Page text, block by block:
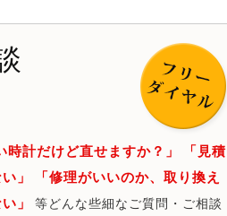
時計だけど直せますか？」 「見積
」 「修理がいいのか、取り換え
」
等どんな些細なご質問・ご相談